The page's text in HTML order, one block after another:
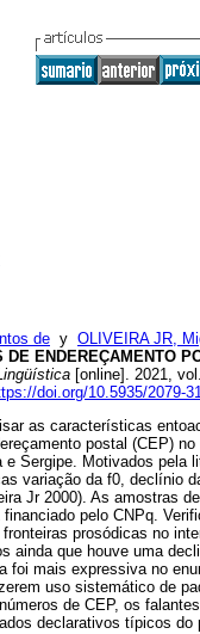
de y OLIVEIRA JR,
DE ENDEREÇAMENTO
[online]. 2021,
doi.org/10.5935/2079-
as características
postal (CEP)
Sergipe. Motivados pela
variação da f0, declínio
Jr 2000). As amostras
pelo CNPq.
prosódicas no
ainda que houve uma
foi mais expressiva no
uso sistemático de
de CEP, os
declarativos típicos do